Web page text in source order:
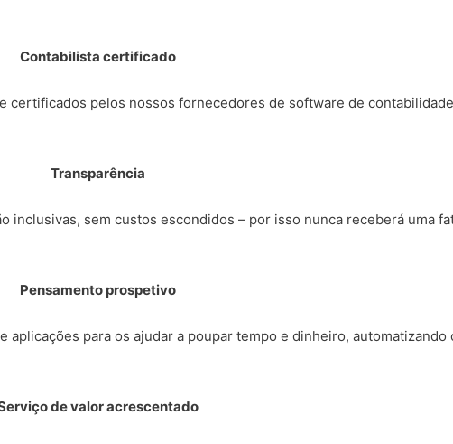
Contabilista certificado
certificados pelos nossos fornecedores de software de
Transparência
inclusivas, sem custos escondidos – por isso nunca receberá uma
Pensamento prospetivo
aplicações para os ajudar a poupar tempo e dinheiro, automatizando
de valor acrescentado